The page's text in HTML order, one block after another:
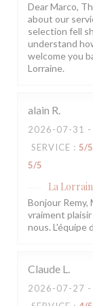
Dear Marco,
about our
selection fell
understand
welcome you
Lorraine.
alain R
2026-07-31
SERVICE : 5/5
5/5
La
Bonjour
vraiment
nous. L'équipe
Claude L
2026-07-27